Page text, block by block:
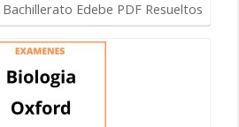
Edebe PDF Resueltos